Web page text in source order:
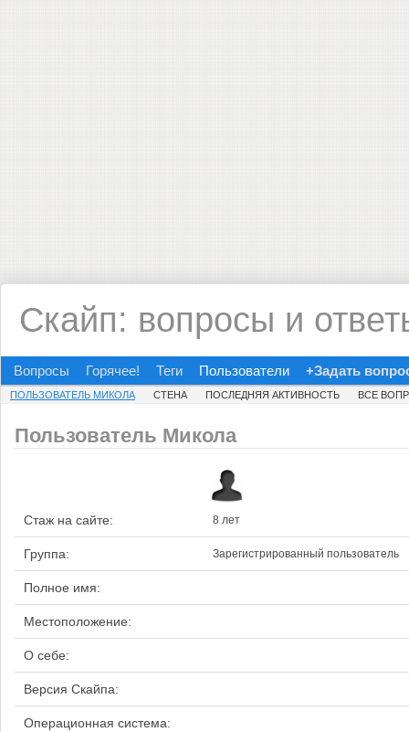
Скайп: вопросы и
Вопросы Горячее! Теги Пользователи +Задать
ПОЛЬЗОВАТЕЛЬ МИКОЛА СТЕНА ПОСЛЕДНЯЯ АКТИВНОСТЬ ВСЕ
Пользователь Микола
Стаж на сайте: 8 лет
Группа: Зарегистрированный пользователь
Полное имя:
Местоположение:
О себе:
Версия Скайпа:
Операционная система: